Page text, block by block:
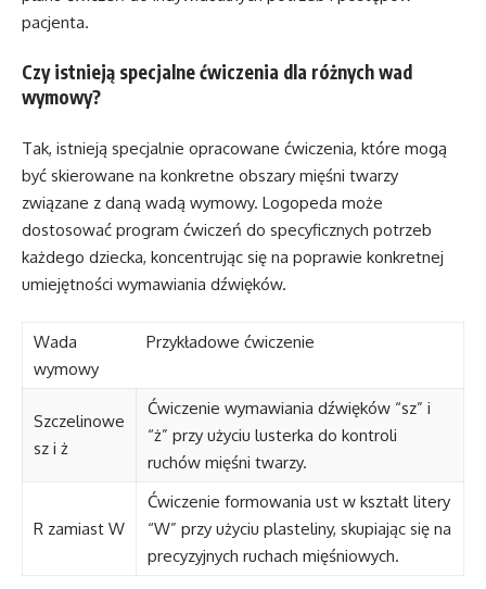
pacjenta.
Czy istnieją specjalne ćwiczenia dla różnych wad
wymowy?
Tak, istnieją specjalnie opracowane ćwiczenia, które mogą
być skierowane na konkretne obszary mięśni twarzy
związane z daną wadą wymowy. Logopeda może
dostosować program ćwiczeń do specyficznych potrzeb
każdego dziecka, koncentrując się na poprawie konkretnej
umiejętności wymawiania dźwięków.
Wada
wymowy
Przykładowe ćwiczenie
Szczelinowe
sz i ż
Ćwiczenie wymawiania dźwięków “sz” i
“ż” przy użyciu lusterka do kontroli
ruchów mięśni twarzy.
R zamiast W
Ćwiczenie formowania ust w kształt litery
“W” przy użyciu plasteliny, skupiając się na
precyzyjnych ruchach mięśniowych.